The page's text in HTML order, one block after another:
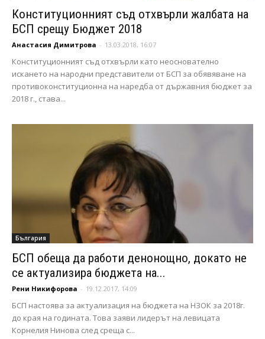
Конституционният съд отхвърли жалбата на
БСП срещу Бюджет 2018
Анастасия Димитрова - 13.03.2018, 16:07
Конституционният съд отхвърли като неоснователно
искането на народни представители от БСП за обявяване на
противоконституционна на наредба от държавния бюджет за
2018 г., става...
България
БСП обеща да работи денонощно, докато не
се актуализира бюджета на...
Рени Никифорова - 19.12.2017, 14:09
БСП настоява за актуализация на бюджета на НЗОК за 2018г.
до края на годината. Това заяви лидерът на левицата
Корнелия Нинова след среща с...